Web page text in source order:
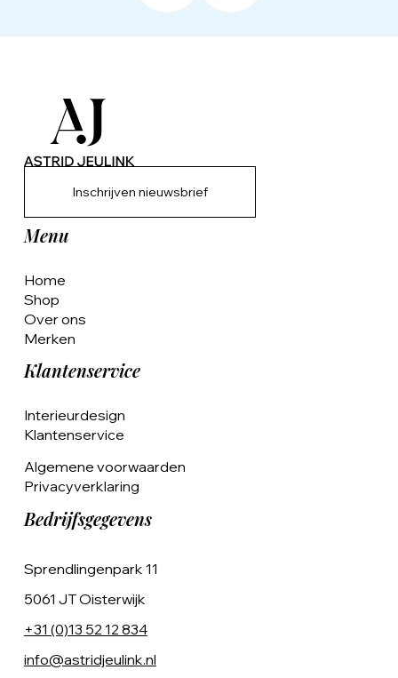
Inschrijven nieuwsbrief
Menu
Home
Shop
Over ons
Merken
Klantenservice
Interieurdesign
Klantenservice
Algemene voorwaarden
Privacyverklaring
Bedrijfsgegevens
Sprendlingenpark 11
5061 JT Oisterwijk
+31 (0)13 52 12 834
info@astridjeulink.nl